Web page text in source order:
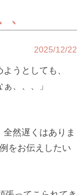
、
2025/12/22
うとしても、
、、、」
然遅くはありま
をお伝えしたい